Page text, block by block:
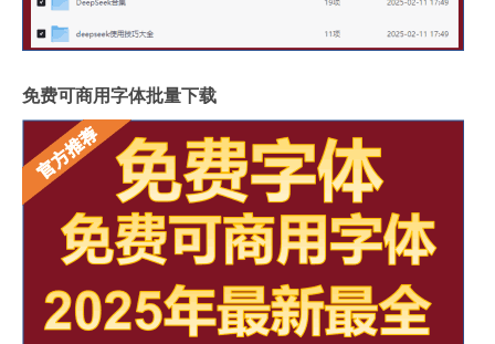
免费可商用字体批量下载